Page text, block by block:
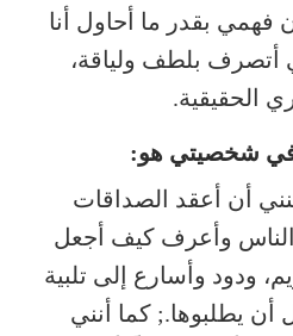
فهمي بقدر ما أحاول أنا
بلطف ولياقة،
الحقيقية.
في شخصيتي هو:
أن أعقد الصداقات
وأعرف كيف أجعل
ودود وأسارع إلى تلبية
يطلبوها.; كما أنني